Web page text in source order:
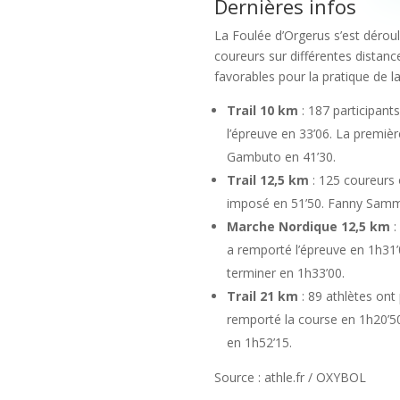
Dernières infos
La Foulée d’Orgerus s’est
coureurs sur différentes
favorables pour la pratique de
Trail 10 km : 187
l’épreuve en 33’06. La
Gambuto en 41’30.
Trail 12,5 km : 125 coureurs
imposé en 51’50. Fanny
Marche Nordique 12,5 km
a remporté l’épreuve en
terminer en 1h33’00.
Trail 21 km : 89 athlètes
remporté la course en
en 1h52’15.
Source : athle.fr / OXYBOL